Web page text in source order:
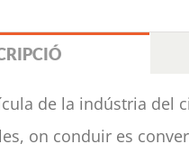
de la indústria
on conduir es